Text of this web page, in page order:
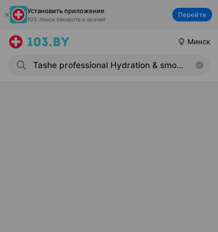
Установить приложение
103: поиск лекарств и врачей
Перейти
Минск